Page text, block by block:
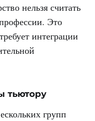
нельзя считать
Это
интеграции
тьютору
групп